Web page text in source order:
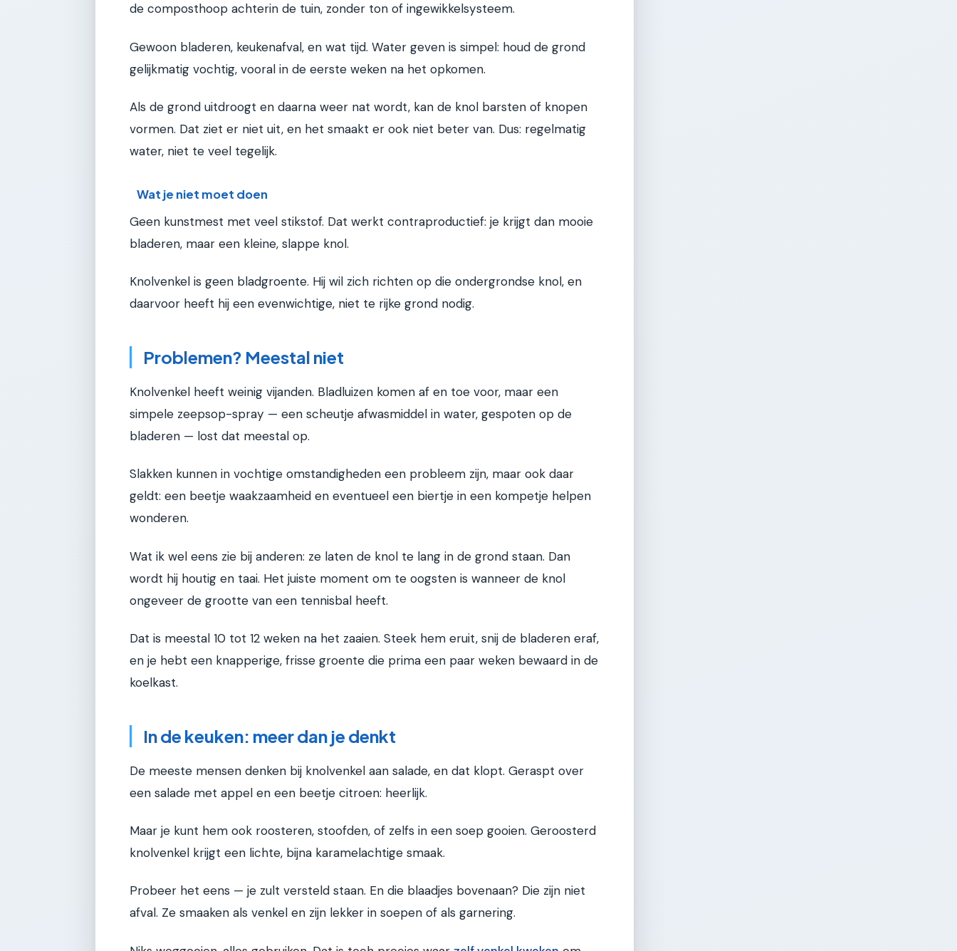
de composthoop achterin de tuin, zonder ton of ingewikkelsysteem.
Gewoon bladeren, keukenafval, en wat tijd. Water geven is simpel: houd de grond
gelijkmatig vochtig, vooral in de eerste weken na het opkomen.
Als de grond uitdroogt en daarna weer nat wordt, kan de knol barsten of knopen
vormen. Dat ziet er niet uit, en het smaakt er ook niet beter van. Dus: regelmatig
water, niet te veel tegelijk.
Wat je niet moet doen
Geen kunstmest met veel stikstof. Dat werkt contraproductief: je krijgt dan mooie
bladeren, maar een kleine, slappe knol.
Knolvenkel is geen bladgroente. Hij wil zich richten op die ondergrondse knol, en
daarvoor heeft hij een evenwichtige, niet te rijke grond nodig.
Problemen? Meestal niet
Knolvenkel heeft weinig vijanden. Bladluizen komen af en toe voor, maar een
simpele zeepsop-spray — een scheutje afwasmiddel in water, gespoten op de
bladeren — lost dat meestal op.
Slakken kunnen in vochtige omstandigheden een probleem zijn, maar ook daar
geldt: een beetje waakzaamheid en eventueel een biertje in een kompetje helpen
wonderen.
Wat ik wel eens zie bij anderen: ze laten de knol te lang in de grond staan. Dan
wordt hij houtig en taai. Het juiste moment om te oogsten is wanneer de knol
ongeveer de grootte van een tennisbal heeft.
Dat is meestal 10 tot 12 weken na het zaaien. Steek hem eruit, snij de bladeren eraf,
en je hebt een knapperige, frisse groente die prima een paar weken bewaard in de
koelkast.
In de keuken: meer dan je denkt
De meeste mensen denken bij knolvenkel aan salade, en dat klopt. Geraspt over
een salade met appel en een beetje citroen: heerlijk.
Maar je kunt hem ook roosteren, stoofden, of zelfs in een soep gooien. Geroosterd
knolvenkel krijgt een lichte, bijna karamelachtige smaak.
Probeer het eens — je zult versteld staan. En die blaadjes bovenaan? Die zijn niet
afval. Ze smaaken als venkel en zijn lekker in soepen of als garnering.